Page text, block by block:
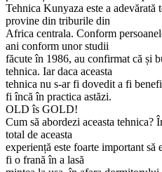
Tehnica Kunyaza este a adevărată
provine din triburile din
Africa centrala. Conform
ani conform unor studii
făcute în 1986, au confirmat că și
tehnica. Iar daca aceasta
tehnica nu s-ar fi dovedit a fi
fi încă în practica astăzi.
OLD îs GOLD!
Cum să abordezi aceasta tehnica?
total de aceasta
experiență este foarte important
fi o frană în a lasă